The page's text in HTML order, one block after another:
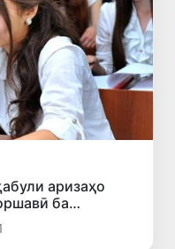
аризаҳо
ба
то 10 август